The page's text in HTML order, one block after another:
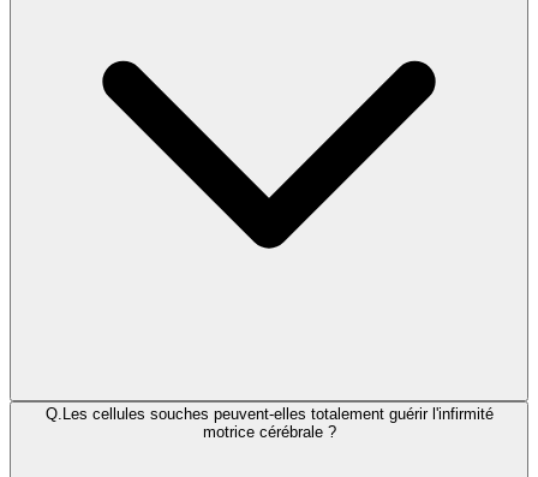
Q.
Les cellules souches peuvent-elles totalement guérir l'infirmité
motrice cérébrale ?